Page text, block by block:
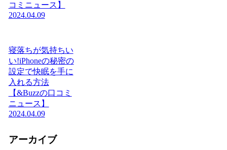
コミニュース】
2024.04.09
寝落ちが気持ちい
い!iPhoneの秘密の
設定で快眠を手に
入れる方法
【&Buzzの口コミ
ニュース】
2024.04.09
アーカイブ